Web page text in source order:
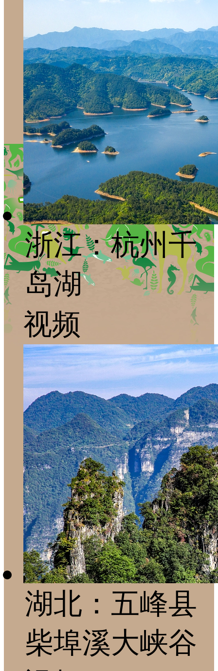
浙江：杭州千
岛湖
视频
湖北：五峰县
柴埠溪大峡谷